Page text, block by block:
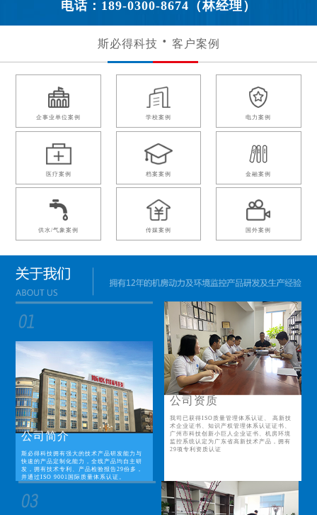
电话：189-0300-8674（林经理）
斯必得科技 客户案例
企事业单位案例 学校案例 电力案例
医疗案例 档案案例 金融案例
供水/气象案例 传媒案例 国外案例
公司简介
斯必得科技拥有强大的技术产品研发能力与
快速的产品定制化能力，全线产品均自主研
发，拥有技术专利、产品检验报告29份多，
并通过ISO 9001国际质量体系认证。
公司资质
我司已获得ISO质量管理体系认证、 高新技
术企业证书、知识产权管理体系认证证书、
广州市科技创新小巨人企业证书、机房环境
监控系统认定为广东省高新技术产品，拥有
29项专利资质认证